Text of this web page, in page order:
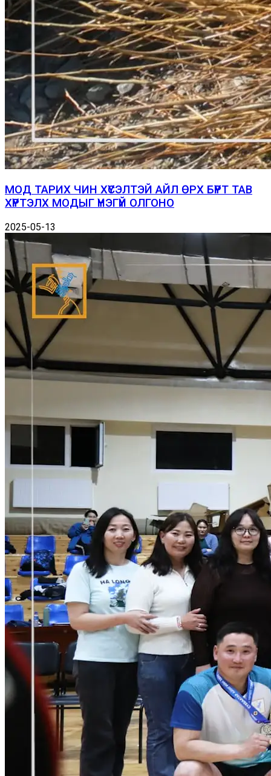
МОД ТАРИХ ЧИН ХҮСЭЛТЭЙ АЙЛ ӨРХ БҮРТ ТАВ
ХҮРТЭЛХ МОДЫГ ҮНЭГҮЙ ОЛГОНО
2025-05-13